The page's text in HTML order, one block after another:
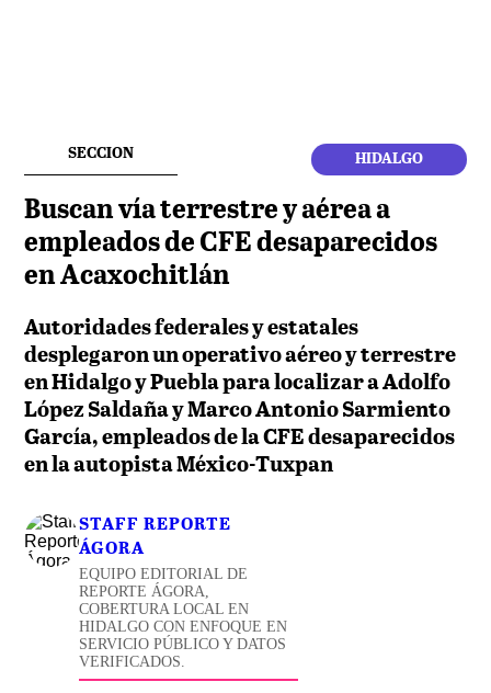
SECCION HIDALGO
Buscan vía terrestre y aérea a
empleados de CFE desaparecidos
en Acaxochitlán
Autoridades federales y estatales
desplegaron un operativo aéreo y terrestre
en Hidalgo y Puebla para localizar a Adolfo
López Saldaña y Marco Antonio Sarmiento
García, empleados de la CFE desaparecidos
en la autopista México-Tuxpan
STAFF REPORTE
ÁGORA
EQUIPO EDITORIAL DE
REPORTE ÁGORA,
COBERTURA LOCAL EN
HIDALGO CON ENFOQUE EN
SERVICIO PÚBLICO Y DATOS
VERIFICADOS.